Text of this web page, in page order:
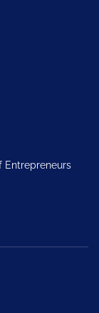
Entrepreneurs